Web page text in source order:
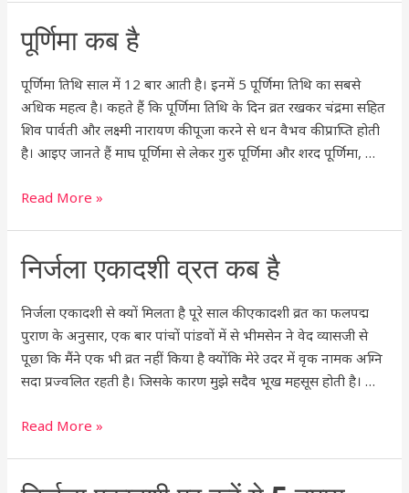
पूर्णिमा कब है
पूर्णिमा तिथि साल में 12 बार आती है। इनमें 5 पूर्णिमा तिथि का सबसे
अधिक महत्व है। कहते हैं कि पूर्णिमा तिथि के दिन व्रत रखकर चंद्रमा सहित
शिव पार्वती और लक्ष्मी नारायण की पूजा करने से धन वैभव की प्राप्ति होती
है। आइए जानते हैं माघ पूर्णिमा से लेकर गुरु पूर्णिमा और शरद पूर्णिमा, …
पूर्णिमा
कब
है
Read More »
निर्जला एकादशी व्रत कब है
निर्जला एकादशी से क्यों मिलता है पूरे साल की एकादशी व्रत का फलपद्म
पुराण के अनुसार, एक बार पांचों पांडवों में से भीमसेन ने वेद व्यासजी से
पूछा कि मैंने एक भी व्रत नहीं किया है क्योंकि मेरे उदर में वृक नामक अग्नि
सदा प्रज्वलित रहती है। जिसके कारण मुझे सदैव भूख महसूस होती है। …
निर्जला
एकादशी
व्रत
कब
है
Read More »